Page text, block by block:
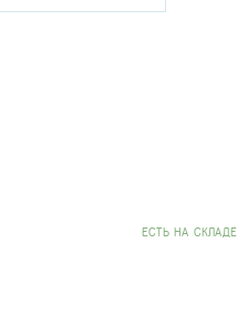
EСТЬ НА СКЛАДЕ